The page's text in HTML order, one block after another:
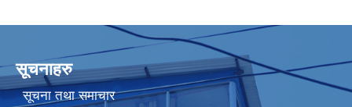
सूचनाहरु
सूचना तथा समाचार